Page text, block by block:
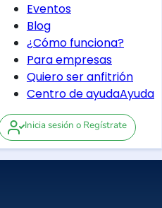
Eventos
Blog
¿Cómo funciona?
Para empresas
Quiero ser anfitrión
Centro de ayudaAyuda
Inicia sesión o Regístrate